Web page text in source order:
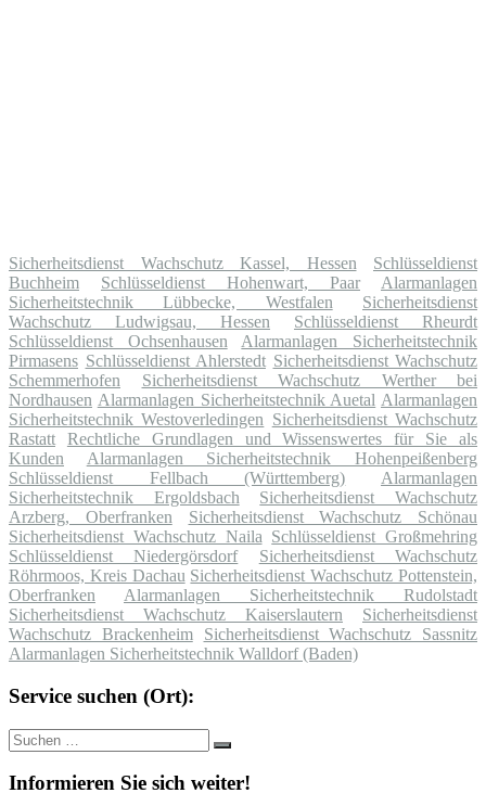
Sicherheitsdienst Wachschutz Kassel, Hessen
Schlüsseldienst
Buchheim
Schlüsseldienst Hohenwart, Paar
Alarmanlagen
Sicherheitstechnik Lübbecke, Westfalen
Sicherheitsdienst
Wachschutz Ludwigsau, Hessen
Schlüsseldienst Rheurdt
Schlüsseldienst Ochsenhausen
Alarmanlagen Sicherheitstechnik
Pirmasens Schlüsseldienst Ahlerstedt Sicherheitsdienst Wachschutz
Schemmerhofen
Sicherheitsdienst Wachschutz Werther bei
Nordhausen Alarmanlagen Sicherheitstechnik Auetal Alarmanlagen
Sicherheitstechnik Westoverledingen Sicherheitsdienst Wachschutz
Rastatt
Rechtliche Grundlagen und Wissenswertes für Sie als
Kunden
Alarmanlagen Sicherheitstechnik Hohenpeißenberg
Schlüsseldienst Fellbach (Württemberg)
Alarmanlagen
Sicherheitstechnik Ergoldsbach
Sicherheitsdienst Wachschutz
Arzberg, Oberfranken
Sicherheitsdienst Wachschutz Schönau
Sicherheitsdienst Wachschutz Naila Schlüsseldienst Großmehring
Schlüsseldienst Niedergörsdorf
Sicherheitsdienst Wachschutz
Röhrmoos, Kreis Dachau Sicherheitsdienst Wachschutz Pottenstein,
Oberfranken
Alarmanlagen Sicherheitstechnik Rudolstadt
Sicherheitsdienst Wachschutz Kaiserslautern
Sicherheitsdienst
Wachschutz Brackenheim
Sicherheitsdienst Wachschutz Sassnitz
Alarmanlagen Sicherheitstechnik Walldorf (Baden)
Service suchen (Ort):
Suche
nach:
Suchen
Informieren Sie sich weiter!